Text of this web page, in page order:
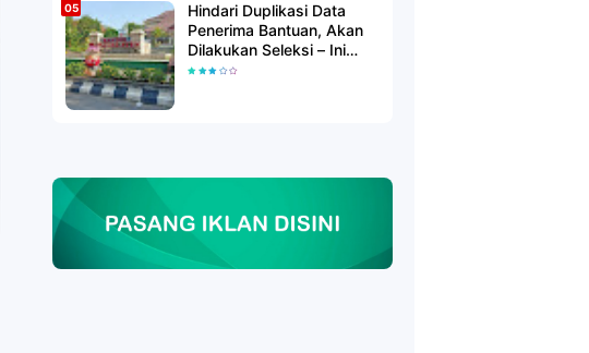
Hindari Duplikasi Data
Penerima Bantuan, Akan
Dilakukan Seleksi – Ini
Penjelasanya